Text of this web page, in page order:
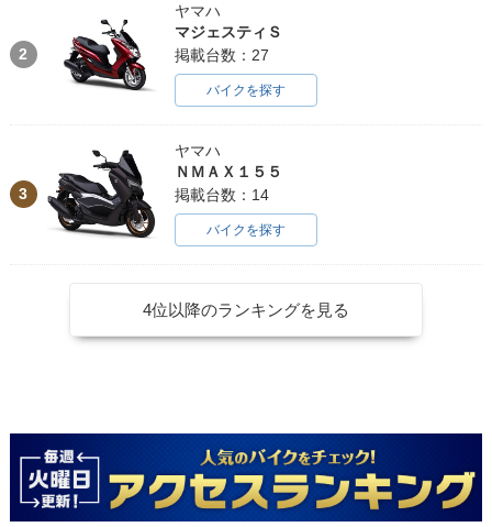
2
ヤマハ
マジェスティＳ
掲載台数：27
バイクを探す
3
ヤマハ
ＮＭＡＸ１５５
掲載台数：14
バイクを探す
4位以降のランキングを見る